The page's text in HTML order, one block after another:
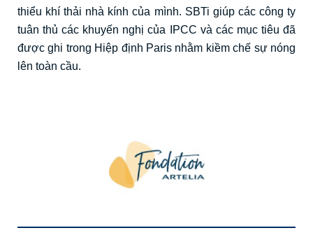
thiểu khí thải nhà kính của mình. SBTi giúp các công ty
tuân thủ các khuyến nghị của IPCC và các mục tiêu đã
được ghi trong Hiệp định Paris nhằm kiềm chế sự nóng
lên toàn cầu.